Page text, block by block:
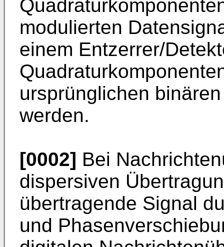
modulierten
einem Entzerrer/
ursprünglichen
werden.
[0002] Bei
dispersiven
übertragende Signal
und